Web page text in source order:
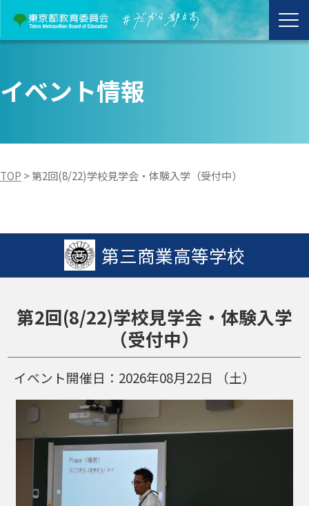
イベント情報
TOP >第2回(8/22)学校見学会・体験入学（受付中）
第三商業高等学校
第2回(8/22)学校見学会・体験入学
（受付中）
イベント開催日： 2026年08月22日 （土）